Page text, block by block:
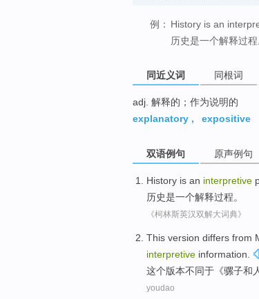
例： History is an
历史是一个解释过程
同近义词 同根词
adj. 解释的；作为说明的
explanatory , expositive
双语例句 原声例句
History is an interpretive
历史是一个解释过程。
《柯林斯英汉双解大词典》
This version differs from
interpretive information
这个版本不同于 《骡子和
youdao